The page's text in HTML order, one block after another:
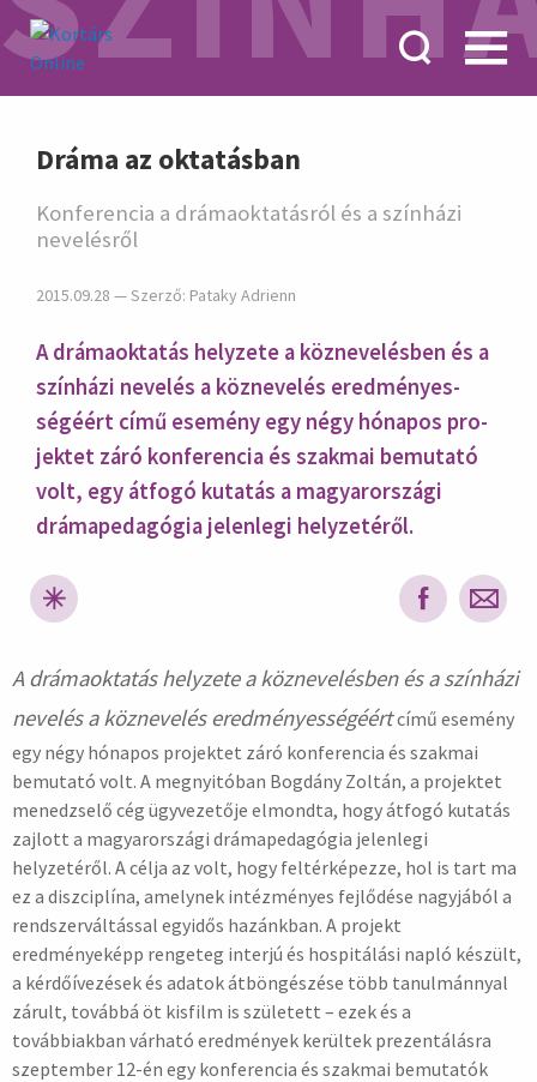
hirdetés
Dráma az oktatásban
Konferencia a drámaoktatásról és a színházi
nevelésről
2015.09.28 — Szerző: Pataky Adrienn
A drámaoktatás helyzete a köz­neve­lésben és a
szín­házi nevelés a köz­neve­lés ered­ményes­
ségéért című ese­mény egy négy hóna­pos pro­
jektet záró konfe­rencia és szak­mai bemu­tató
volt, egy átfogó kuta­tás a magyar­országi
dráma­peda­gógia jelenlegi hely­zetéről.
hirdetés
A drámaoktatás helyzete a köznevelésben és a színházi
nevelés a köznevelés eredményességéértcímű esemény
egy négy hónapos projektet záró konferencia és szakmai
bemutató volt. A megnyitóban Bogdány Zoltán, a projektet
menedzselő cég ügyvezetője elmondta, hogy átfogó kutatás
zajlott a magyarországi drámapedagógia jelenlegi
helyzetéről. A célja az volt, hogy feltérképezze, hol is tart ma
ez a diszciplína, amelynek intézményes fejlődése nagyjából a
rendszerváltással egyidős hazánkban. A projekt
eredményeképp rengeteg interjú és hospitálási napló készült,
a kérdőívezések és adatok átböngészése több tanulmánnyal
zárult, továbbá öt kisfilm is született – ezek és a
továbbiakban várható eredmények kerültek prezentálásra
szeptember 12-én egy konferencia és szakmai bemutatók